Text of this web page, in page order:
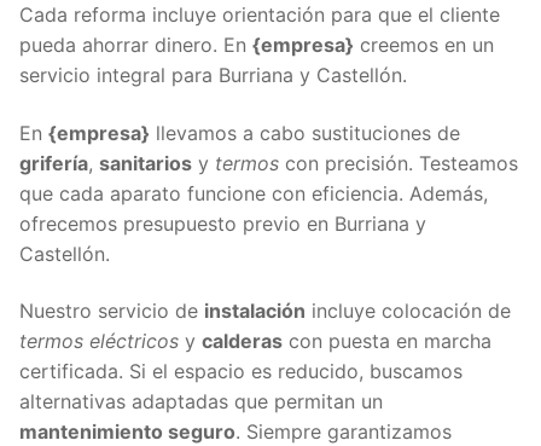
Cada reforma incluye orientación para que el cliente
pueda ahorrar dinero. En {empresa} creemos en un
servicio integral para Burriana y Castellón.
En {empresa} llevamos a cabo sustituciones de
grifería, sanitarios y termos con precisión. Testeamos
que cada aparato funcione con eficiencia. Además,
ofrecemos presupuesto previo en Burriana y
Castellón.
Nuestro servicio de instalación incluye colocación de
termos eléctricos y calderas con puesta en marcha
certificada. Si el espacio es reducido, buscamos
alternativas adaptadas que permitan un
mantenimiento seguro. Siempre garantizamos